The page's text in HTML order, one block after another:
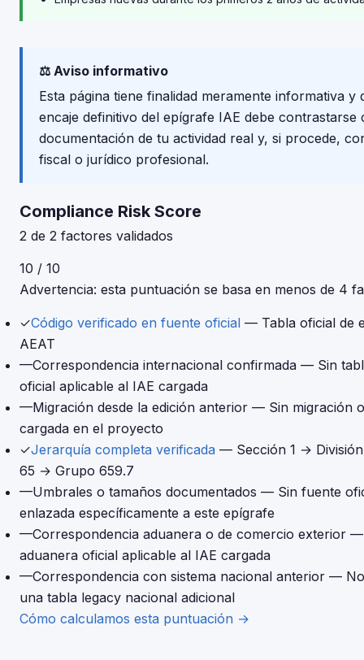
⚖️ Aviso informativo
Esta página tiene finalidad meramente informativa y
encaje definitivo del epígrafe IAE debe contrastarse
documentación de tu actividad real y, si procede,
fiscal o jurídico profesional.
Compliance Risk Score
2 de 2 factores validados
10 / 10
Advertencia: esta puntuación se basa en menos de 4
✓Código verificado en fuente oficial — Tabla oficial de
AEAT
—Correspondencia internacional confirmada — Sin
oficial aplicable al IAE cargada
—Migración desde la edición anterior — Sin migración
cargada en el proyecto
✓Jerarquía completa verificada — Sección 1 →
65 → Grupo 659.7
—Umbrales o tamaños documentados — Sin fuente
enlazada específicamente a este epígrafe
—Correspondencia aduanera o de comercio exterior —
aduanera oficial aplicable al IAE cargada
—Correspondencia con sistema nacional anterior — No
una tabla legacy nacional adicional
Cómo calculamos esta puntuación →